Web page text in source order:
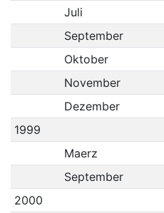
Juli
September
Oktober
November
Dezember
1999
Maerz
September
2000